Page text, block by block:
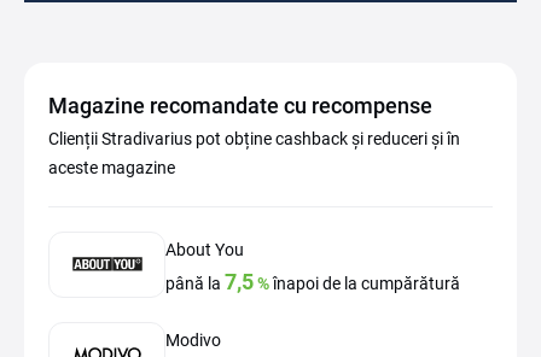
Magazine recomandate cu recompense
Clienții Stradivarius pot obține cashback și reduceri și în
aceste magazine
About You
până la 7,5%înapoi de la cumpărătură
Modivo